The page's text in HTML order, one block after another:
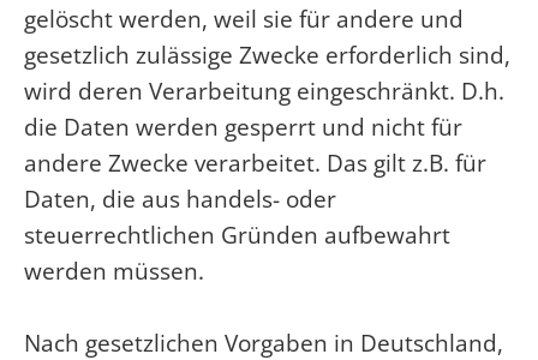
gelöscht werden, weil sie für andere und
gesetzlich zulässige Zwecke erforderlich sind,
wird deren Verarbeitung eingeschränkt. D.h.
die Daten werden gesperrt und nicht für
andere Zwecke verarbeitet. Das gilt z.B. für
Daten, die aus handels- oder
steuerrechtlichen Gründen aufbewahrt
werden müssen.
Nach gesetzlichen Vorgaben in Deutschland,